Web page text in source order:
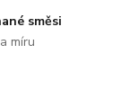
směsi
míru